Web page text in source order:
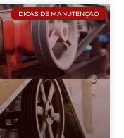
DICAS DE MANUTENÇÃO